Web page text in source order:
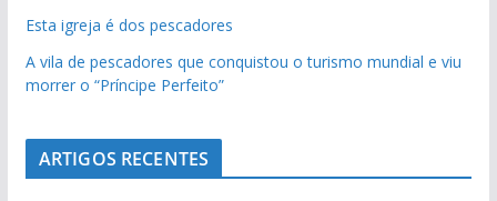
Esta igreja é dos pescadores
A vila de pescadores que conquistou o turismo mundial e viu
morrer o “Príncipe Perfeito”
ARTIGOS RECENTES